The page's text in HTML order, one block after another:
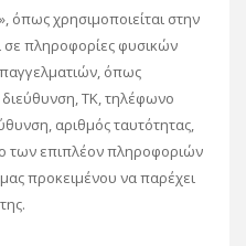
χρησιμοποιείται στην
σε πληροφορίες φυσικών
όπως
ΤΚ, τηλέφωνο
αριθμός ταυτότητας,
των επιπλέον πληροφοριών
προκειμένου να παρέχει